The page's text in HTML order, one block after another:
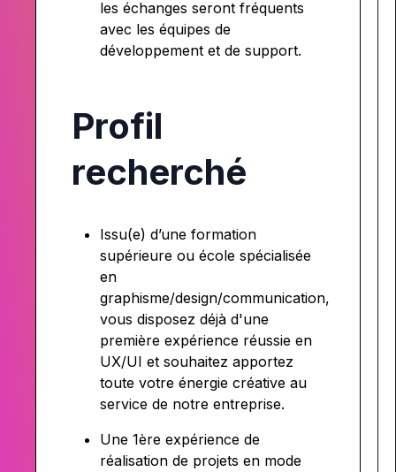
les échanges seront fréquents
avec les équipes de
développement et de support.
Profil
recherché
Issu(e) d’une formation
supérieure ou école spécialisée
en
graphisme/design/communication,
vous disposez déjà d'une
première expérience réussie en
UX/UI et souhaitez apportez
toute votre énergie créative au
service de notre entreprise.
Une 1ère expérience de
réalisation de projets en mode